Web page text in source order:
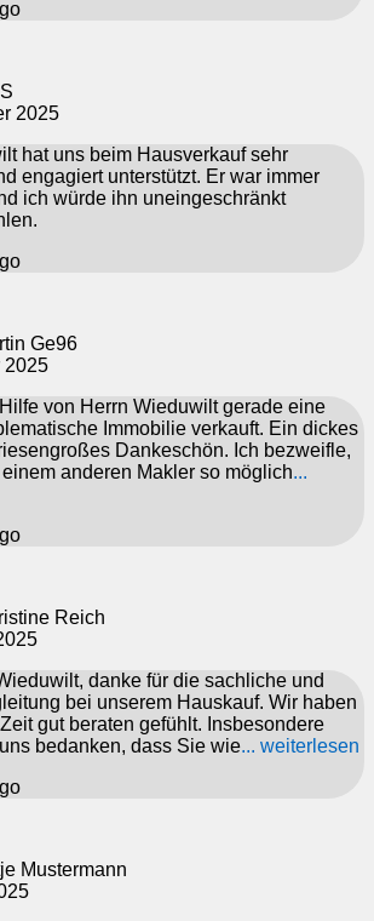
2025
hat uns beim Hausverkauf sehr
engagiert unterstützt. Er war immer
ich würde ihn uneingeschränkt
Ge96
2025
von Herrn Wieduwilt gerade eine
Immobilie verkauft. Ein dickes
Dankeschön. Ich bezweifle,
anderen Makler so möglich...
Reich
danke für die sachliche und
bei unserem Hauskauf. Wir haben
gut beraten gefühlt. Insbesondere
bedanken, dass Sie wie... weiterlesen
Mustermann